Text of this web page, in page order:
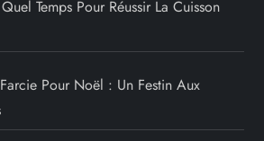
Temps Pour Réussir La Cuisson
Pour Noël : Un Festin Aux